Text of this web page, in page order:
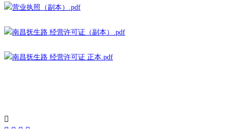
营业执照（副本）.pdf
南昌抚生路 经营许可证（副本）.pdf
南昌抚生路 经营许可证 正本.pdf